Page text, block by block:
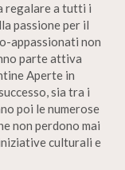
regalare a tutti i
passione per il
appassionati non
parte attiva
Aperte in
sia tra i
poi le numerose
non perdono mai
culturali e